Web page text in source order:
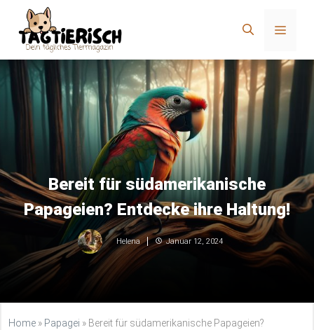
Inhalt
springen
Menü
Bereit für südamerikanische
Papageien? Entdecke ihre Haltung!
Helena Januar 12, 2024
Home » Papagei » Bereit für südamerikanische Papageien?